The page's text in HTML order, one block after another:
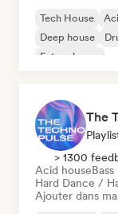
Tech House
Deep house
Future house
The
> 1300
Acid house
Hard Dance /
Ajouter dans